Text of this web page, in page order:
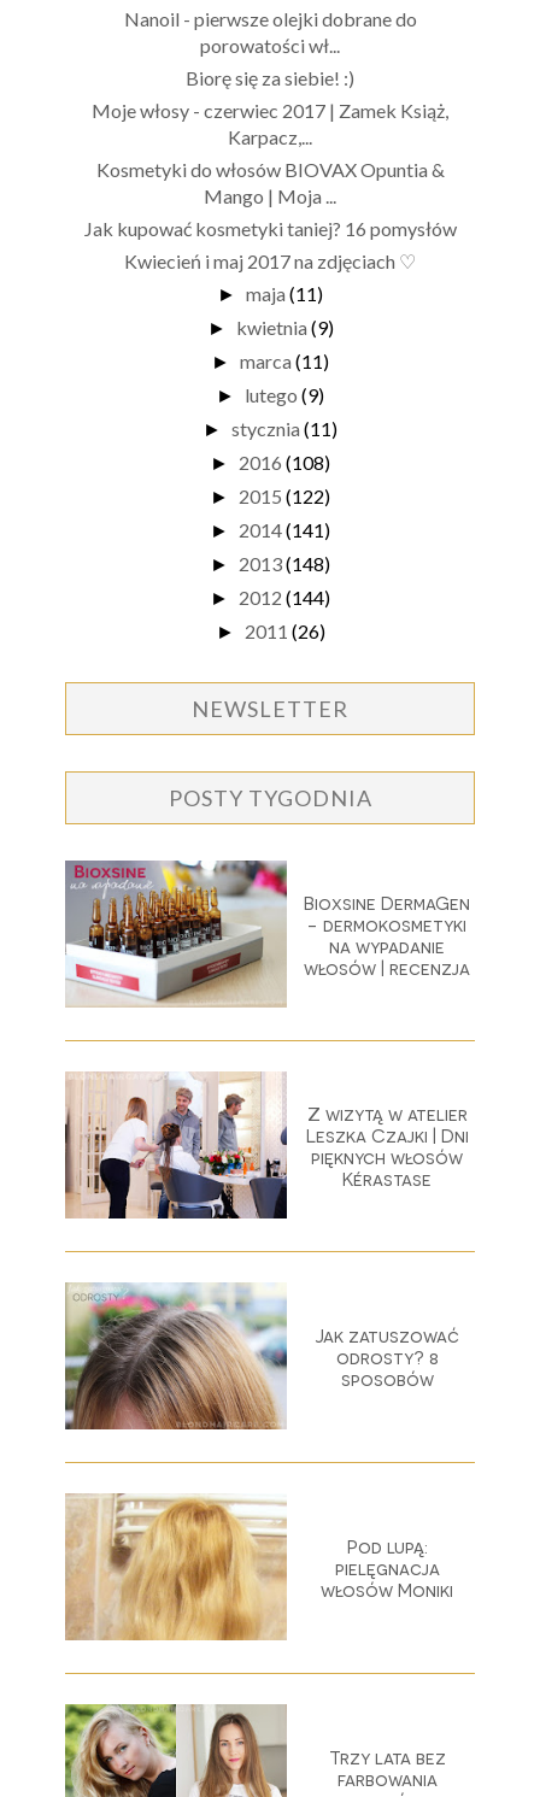
Nanoil - pierwsze olejki dobrane do
porowatości wł...
Biorę się za siebie! :)
Moje włosy - czerwiec 2017 | Zamek Książ,
Karpacz,...
Kosmetyki do włosów BIOVAX Opuntia &
Mango | Moja ...
Jak kupować kosmetyki taniej? 16 pomysłów
Kwiecień i maj 2017 na zdjęciach ♡
► maja (11)
► kwietnia (9)
► marca (11)
► lutego (9)
► stycznia (11)
► 2016 (108)
► 2015 (122)
► 2014(141)
► 2013(148)
► 2012 (144)
► 2011 (26)
NEWSLETTER
POSTY TYGODNIA
Bioxsine DermaGen
- dermokosmetyki
na wypadanie
włosów | recenzja
Z wizytą w atelier
Leszka Czajki | Dni
pięknych włosów
Kérastase
Jak zatuszować
odrosty? 8
sposobów
Pod lupą:
pielęgnacja
włosów Moniki
Trzy lata bez
farbowania